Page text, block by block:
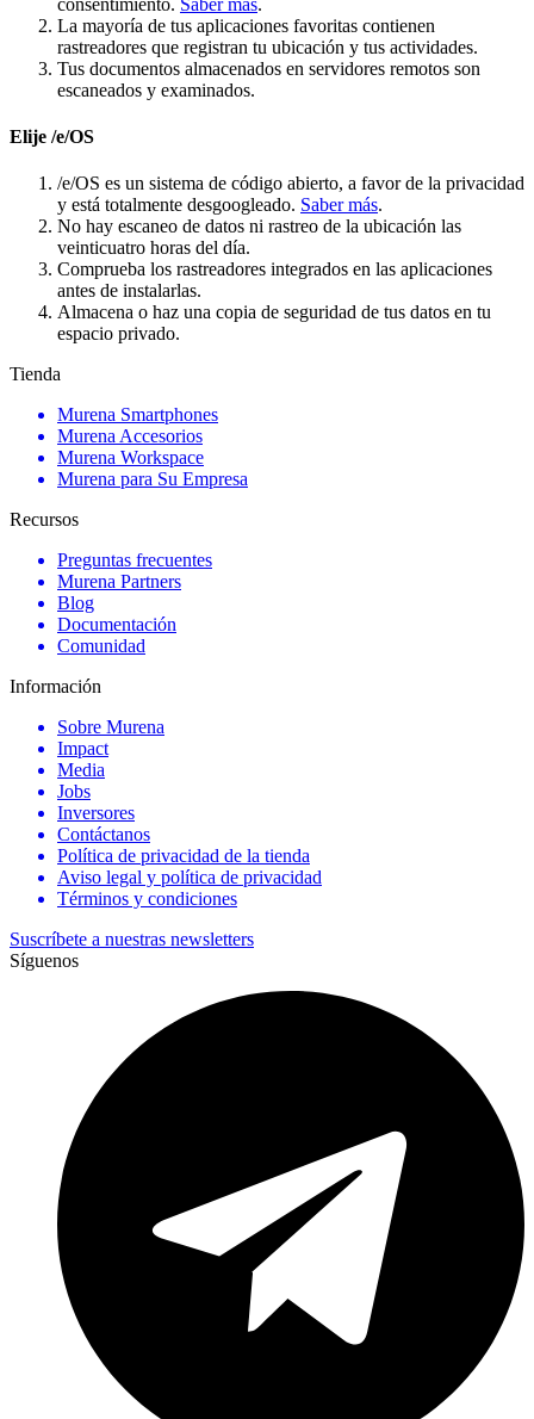
La mayoría de tus aplicaciones favoritas contienen
rastreadores que registran tu ubicación y tus actividades.
Tus documentos almacenados en servidores remotos son
escaneados y examinados.
Elije /e/OS
/e/OS es un sistema de código abierto, a favor de la privacidad
y está totalmente desgoogleado. Saber más.
No hay escaneo de datos ni rastreo de la ubicación las
veinticuatro horas del día.
Comprueba los rastreadores integrados en las aplicaciones
antes de instalarlas.
Almacena o haz una copia de seguridad de tus datos en tu
espacio privado.
Tienda
Murena Smartphones
Murena Accesorios
Murena Workspace
Murena para Su Empresa
Recursos
Preguntas frecuentes
Murena Partners
Blog
Documentación
Comunidad
Información
Sobre Murena
Impact
Media
Jobs
Inversores
Contáctanos
Política de privacidad de la tienda
Aviso legal y política de privacidad
Términos y condiciones
Suscríbete a nuestras newsletters
Síguenos